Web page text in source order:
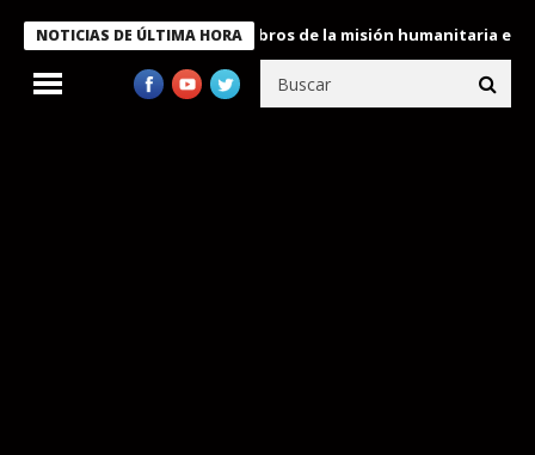
NOTICIAS DE ÚLTIMA HORA
Bukele condecora a miembros de la misión humanitaria enviada